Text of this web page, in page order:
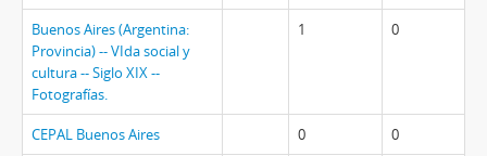
Buenos Aires (Argentina:
Provincia) -- VIda social y
cultura -- Siglo XIX --
Fotografías.
1 0
CEPAL Buenos Aires 0 0